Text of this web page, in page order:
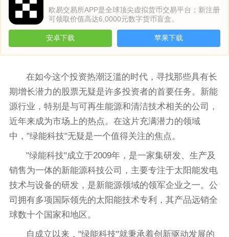
欧易交易所APP是全球顶尖虚拟货币交易平台；新注册
可领取价值高达6,0000元数字货币盲盒。
安卓下载 苹果下载
在如今这个投资热潮泛滥的时代，寻找那些具有长
期增长潜力的股票无疑是许多投资者的首要任务。新能
源行业，特别是与可再生能源和清洁技术相关的公司，
近年来成为市场上的热点。在这片充满潜力的领域
中，"绿能科技"无疑是一个值得关注的焦点。
"绿能科技"成立于2009年，是一家集研发、生产及
销售为一体的新能源科技公司，主要专注于太阳能发电
技术与设备的研发，是新能源领域的领军企业之一。公
司拥有多项国际领先的太阳能技术专利，其产品远销全
球数十个国家和地区。
自成立以来，"绿能科技"就秉承着创新驱动发展的